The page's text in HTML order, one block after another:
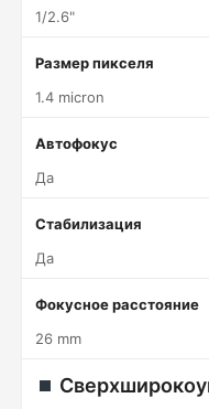
1/2.6"
Размер пикселя
1.4 micron
Автофокус
Да
Стабилизация
Да
Фокусное расстояние
26 mm